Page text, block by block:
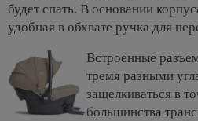
будет спать. В основании
удобная в обхвате ручка для
Встроенные
тремя разными
защелкиваться в
большинства